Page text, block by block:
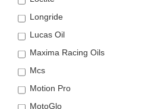
Longride
Lucas Oil
Maxima Racing Oils
Mcs
Motion Pro
MotoGlo